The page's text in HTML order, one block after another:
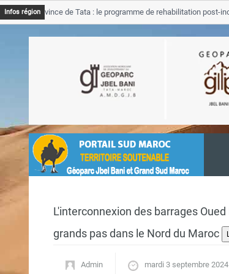
Infos région
Province de Tata : le programme de rehabilitation post-
L'interconnexion des barrages
grands pas dans le Nord du Maroc
Admin mardi 3 septembre 2024